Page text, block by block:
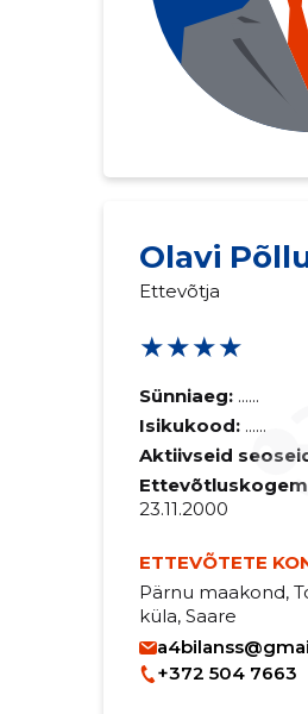
Olavi
Ettevõtja
★★★★
Sünniaeg: ......
Isikukood: ......
Aktiivseid
23.11.2000
ETTEVÕTETE
Pärnu maakond,
küla, Saare
+372 504 7663